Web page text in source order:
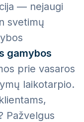
— nejaugi
svetimų
gamybos
prie vasaros
laikotarpio.
Pažvelgus